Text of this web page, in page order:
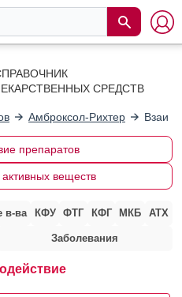
СРЕДСТВ
Амброксол-Рихтер
препаратов
веществ
в-ва КФУ ФТГ КФГ МКБ АТХ
Заболевания